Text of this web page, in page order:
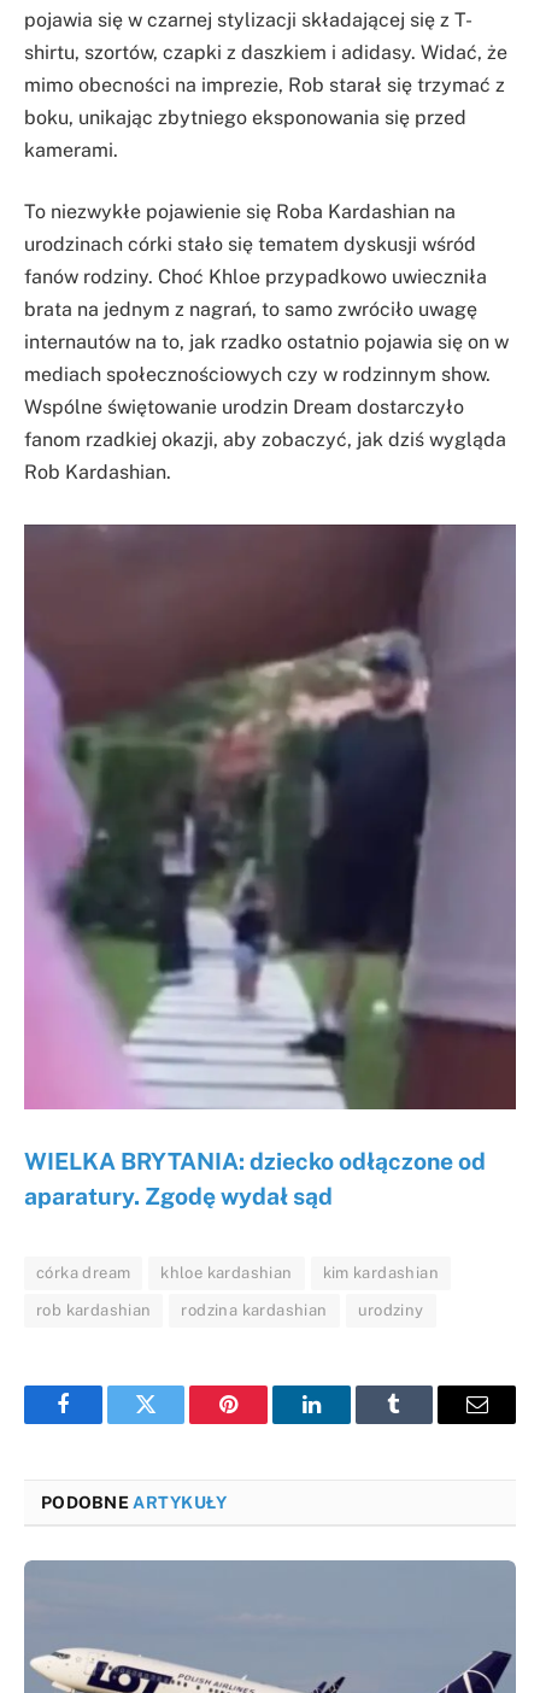
pojawia się w czarnej stylizacji składającej się z T-
shirtu, szortów, czapki z daszkiem i adidasy. Widać, że
mimo obecności na imprezie, Rob starał się trzymać z
boku, unikając zbytniego eksponowania się przed
kamerami.
To niezwykłe pojawienie się Roba Kardashian na
urodzinach córki stało się tematem dyskusji wśród
fanów rodziny. Choć Khloe przypadkowo uwieczniła
brata na jednym z nagrań, to samo zwróciło uwagę
internautów na to, jak rzadko ostatnio pojawia się on w
mediach społecznościowych czy w rodzinnym show.
Wspólne świętowanie urodzin Dream dostarczyło
fanom rzadkiej okazji, aby zobaczyć, jak dziś wygląda
Rob Kardashian.
WIELKA BRYTANIA: dziecko odłączone od
aparatury. Zgodę wydał sąd
córka dream khloe kardashian kim kardashian
rob kardashian rodzina kardashian urodziny
FacebookTwitter Pinterest LinkedInTumblr Email
PODOBNEARTYKUŁY